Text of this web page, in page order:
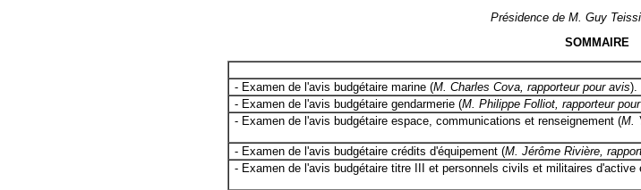
Présidence de M. Guy
SOMMAIRE
- Examen de l'avis budgétaire marine (M. Charles Cova, rapporteur pour avis).
- Examen de l'avis budgétaire gendarmerie (M. Philippe Folliot, rapporteur
- Examen de l'avis budgétaire espace, communications et renseignement (M.
- Examen de l'avis budgétaire crédits d'équipement (M. Jérôme Rivière,
- Examen de l'avis budgétaire titre III et personnels civils et militaires d'active